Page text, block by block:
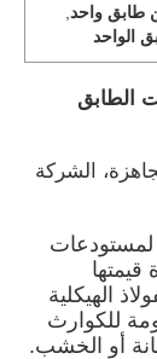
طابق واحد
الواحد
الطابق
الشركة
لمستودعات
الهيكلية
للكوارث
أو الخشب.